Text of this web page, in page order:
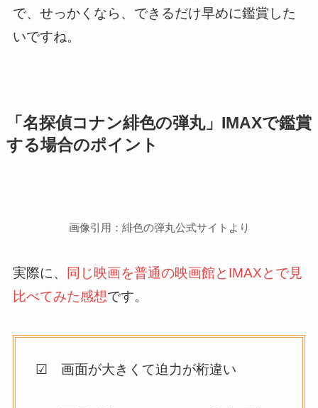
で、せっかくなら、できるだけ早めに鑑賞した
いですね。
「名探偵コナン緋色の弾丸」IMAXで鑑賞
する場合のポイント
画像引用：緋色の弾丸公式サイトより
実際に、
同じ映画を普通の映画館とIMAXとで見
比べてみた感想です。
☑ 画面が大きくて迫力が桁違い